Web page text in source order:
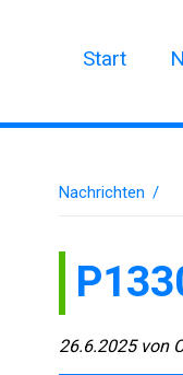
Start
Nachrichten /
26.6.2025 von